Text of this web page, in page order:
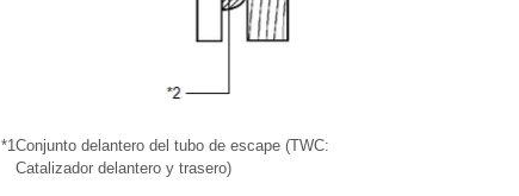
*1Conjunto delantero del tubo de escape (TWC:
Catalizador delantero y trasero)